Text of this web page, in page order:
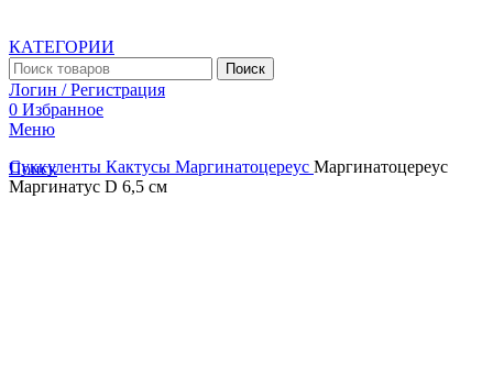
КАТЕГОРИИ
Поиск
Логин / Регистрация
0 Избранное
Меню
Поиск
Суккуленты Кактусы Маргинатоцереус Маргинатоцереус
Маргинатус D 6,5 см